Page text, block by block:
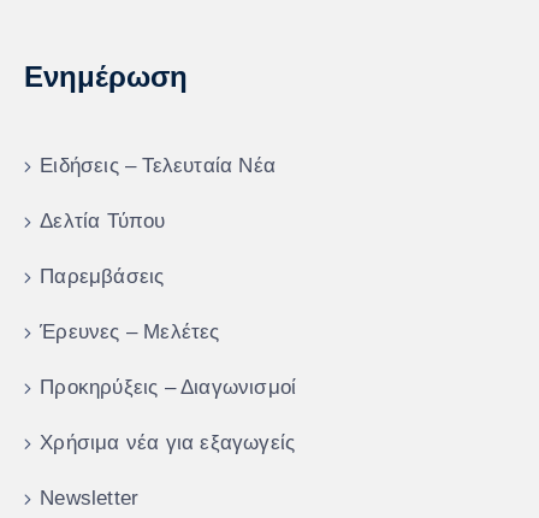
Ενημέρωση
Ειδήσεις – Τελευταία Νέα
Δελτία Τύπου
Παρεμβάσεις
Έρευνες – Μελέτες
Προκηρύξεις – Διαγωνισμοί
Χρήσιμα νέα για εξαγωγείς
Newsletter